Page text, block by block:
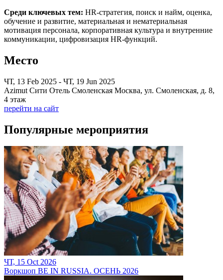
Среди ключевых тем: HR-стратегия, поиск и найм, оценка,
обучение и развитие, материальная и нематериальная
мотивация персонала, корпоративная культура и внутренние
коммуникации, цифровизация HR-функций.
Место
ЧТ, 13 Feb 2025 - ЧТ, 19 Jun 2025
Azimut Сити Отель Смоленская Москва, ул. Смоленская, д. 8,
4 этаж
перейти на сайт
Популярные мероприятия
ЧТ, 15 Oct 2026
Воркшоп BE IN RUSSIA. ОСЕНЬ 2026